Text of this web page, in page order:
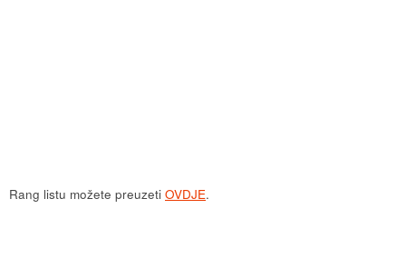
Rang listu možete preuzeti OVDJE.